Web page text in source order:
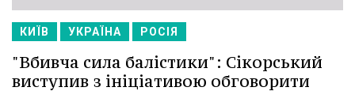
КИЇВ УКРАЇНА РОСІЯ
"Вбивча сила балістики": Сікорський
виступив з ініціативою обговорити